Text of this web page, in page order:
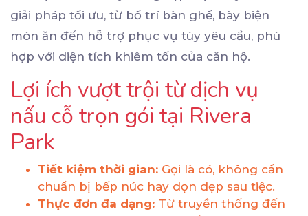
giải pháp tối ưu, từ bố trí bàn ghế, bày biện
món ăn đến hỗ trợ phục vụ tùy yêu cầu, phù
hợp với diện tích khiêm tốn của căn hộ.
Lợi ích vượt trội từ dịch vụ
nấu cỗ trọn gói tại Rivera
Park
Tiết kiệm thời gian: Gọi là có, không cần
chuẩn bị bếp núc hay dọn dẹp sau tiệc.
Thực đơn đa dạng: Từ truyền thống đến